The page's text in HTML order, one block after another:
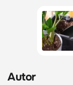
Autor